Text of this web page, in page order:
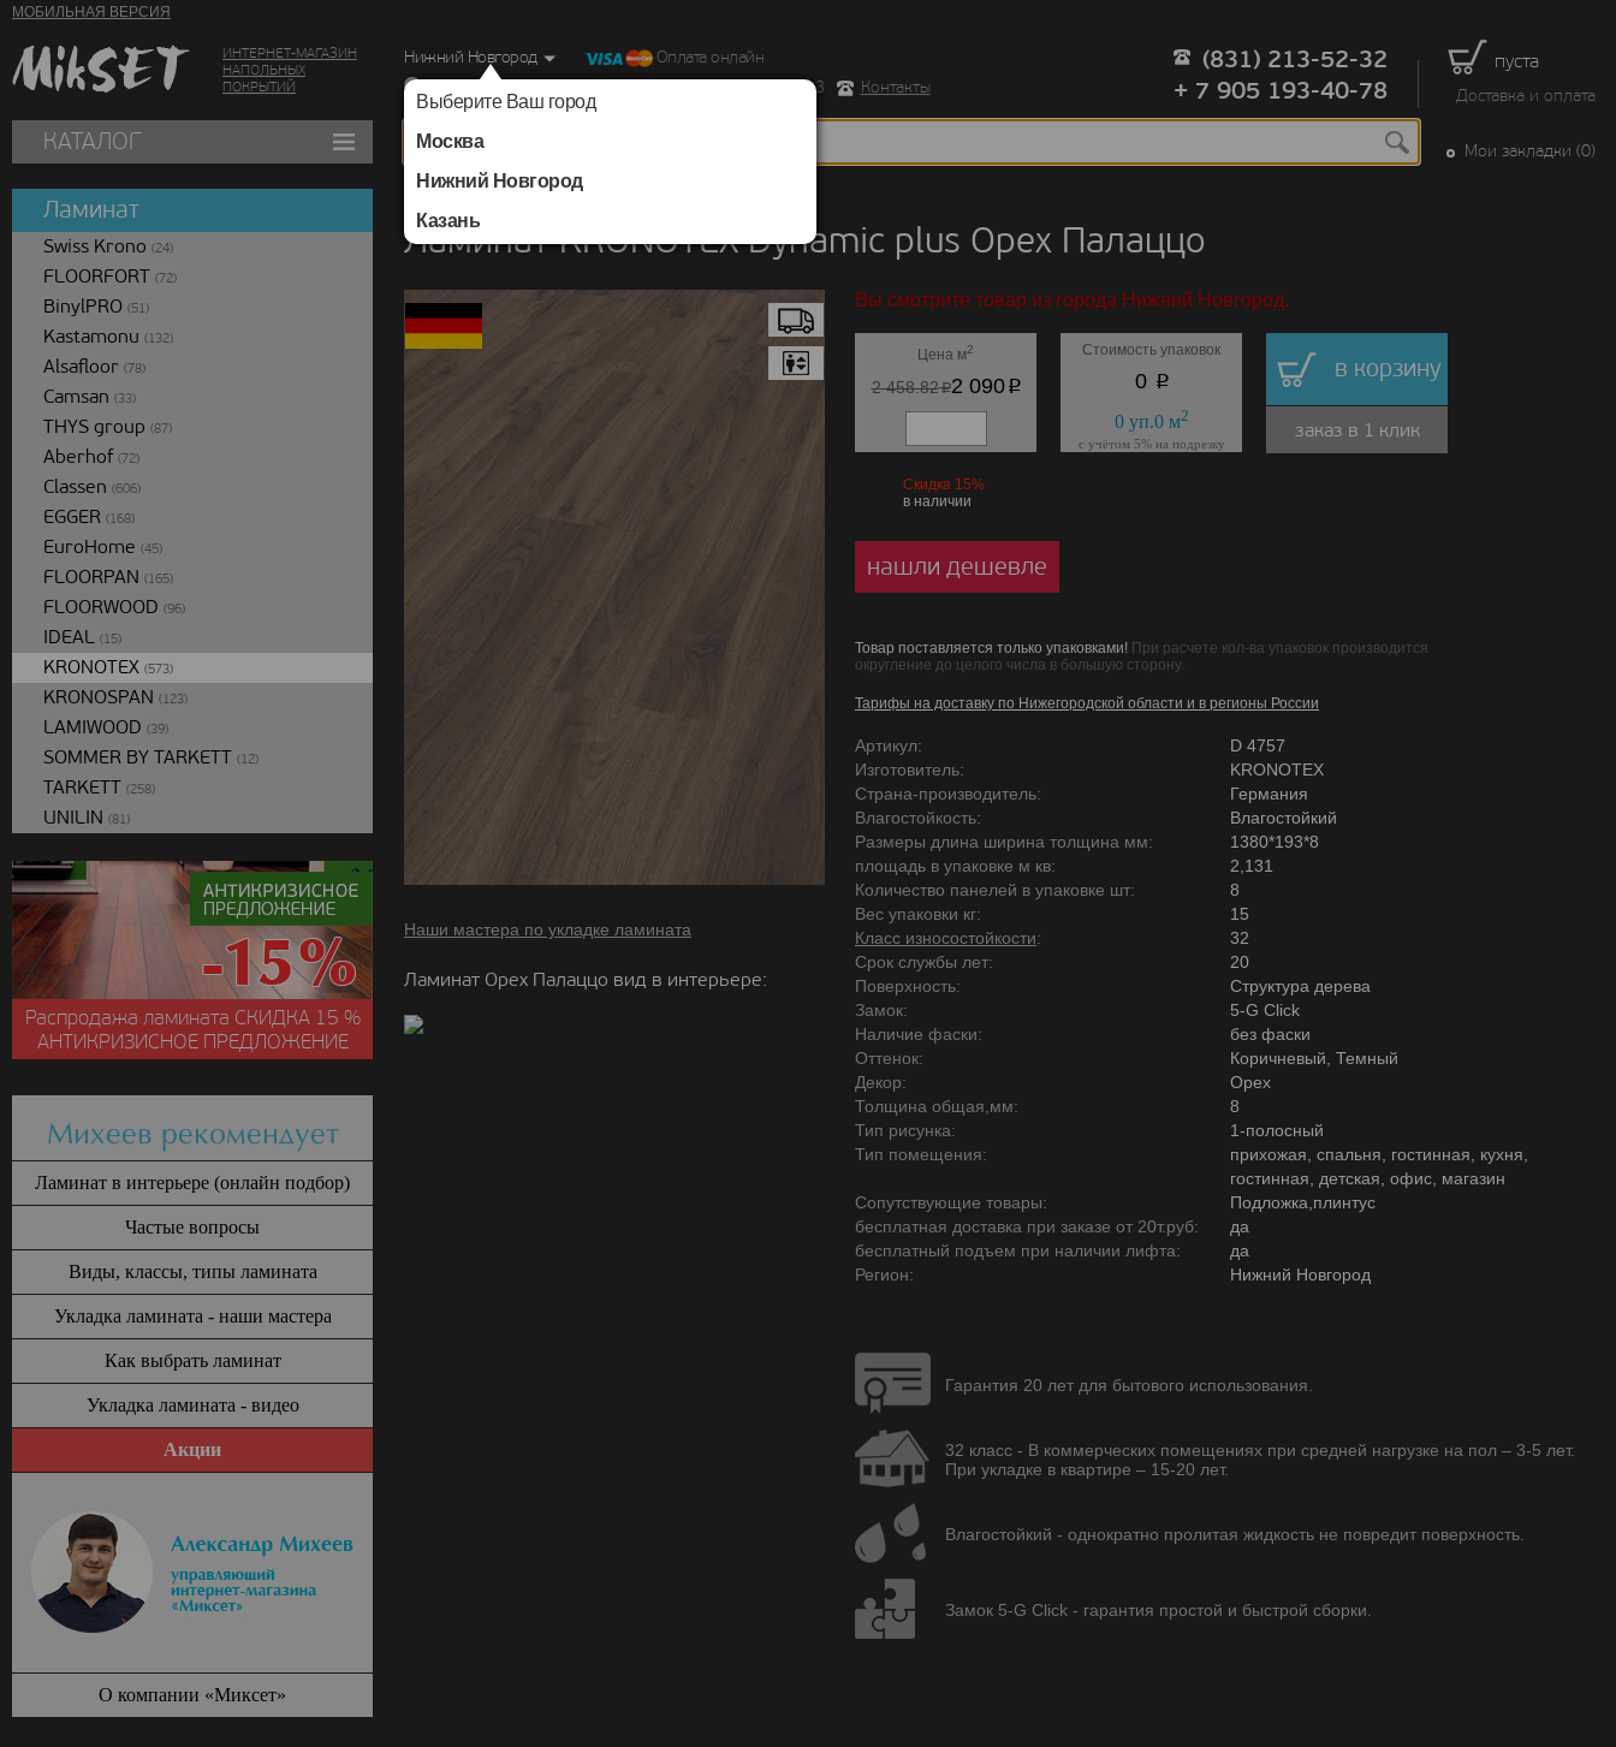
МОБИЛЬНАЯ ВЕРСИЯ
ИНТЕРНЕТ-МАГАЗИН
НАПОЛЬНЫХ
ПОКРЫТИЙ
пуста
Доставка и оплата
Нижний Новгород
Выберите Ваш город
Москва
Нижний Новгород
Казань
Оплата онлайн
г. Нижний Новгород, Ул. Республиканская д.43 корпус 3
Контакты
(831) 213-52-32
+ 7 905 193-40-78
КАТАЛОГ Мои закладки (0)
Ламинат KRONOTEX Dynamic plus Орех Палаццо
Наши мастера по укладке ламината
Ламинат Орех Палаццо вид в интерьере:
Вы смотрите товар из города Нижний Новгород.
Цена м2
2 458.82p2 090p
Стоимость упаковок
0 p
0уп.0м2
с учётом 5% на подрезку
в корзину
заказ в 1 клик
Скидка 15%
в наличии
нашли дешевле
Товар поставляется только упаковками! При расчете кол-ва упаковок производится
округление до целого числа в большую сторону.
Тарифы на доставку по Нижегородской области и в регионы России
Артикул:
D 4757
Изготовитель:
KRONOTEX
Страна-производитель:
Германия
Влагостойкость:
Влагостойкий
Размеры длина ширина толщина мм:
1380*193*8
площадь в упаковке м кв:
2,131
Количество панелей в упаковке шт:
8
Вес упаковки кг:
15
Класс износостойкости:
32
Срок службы лет:
20
Поверхность:
Структура дерева
Замок:
5-G Click
Наличие фаски:
без фаски
Оттенок:
Коричневый, Темный
Декор:
Орех
Толщина общая,мм:
8
Тип рисунка:
1-полосный
Тип помещения:
прихожая, спальня, гостинная, кухня,
гостинная, детская, офис, магазин
Сопутствующие товары:
Подложка,плинтус
бесплатная доставка при заказе от 20т.руб:
да
бесплатный подъем при наличии лифта:
да
Регион:
Нижний Новгород
Гарантия 20 лет для бытового использования.
32 класс - В коммерческих помещениях при средней нагрузке на пол – 3-5 лет.
При укладке в квартире – 15-20 лет.
Влагостойкий - однократно пролитая жидкость не повредит поверхность.
Замок 5-G Click - гарантия простой и быстрой сборки.
Ламинат
Swiss Krono (24)
FLOORFORT (72)
BinylPRO (51)
Kastamonu (132)
Alsafloor (78)
Camsan (33)
THYS group (87)
Aberhof (72)
Classen (606)
EGGER (168)
EuroHome (45)
FLOORPAN (165)
FLOORWOOD (96)
IDEAL (15)
KRONOTEX (573)
KRONOSPAN (123)
LAMIWOOD (39)
SOMMER BY TARKETT (12)
TARKETT (258)
UNILIN (81)
Распродажа ламината СКИДКА15 %
АНТИКРИЗИСНОЕ ПРЕДЛОЖЕНИЕ
Михеев рекомендует
Ламинат в интерьере (онлайн подбор)
Частые вопросы
Виды, классы, типы ламината
Укладка ламината - наши мастера
Как выбрать ламинат
Укладка ламината - видео
Акции
О компании «Миксет»